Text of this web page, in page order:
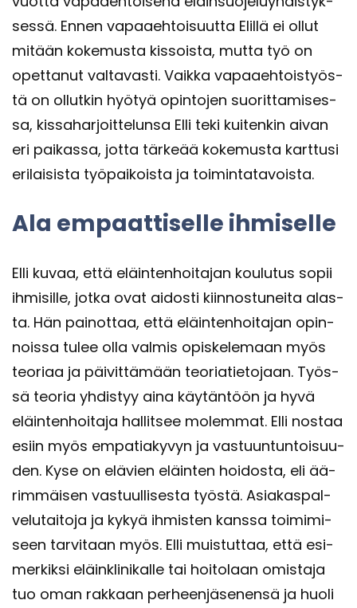
ses­sä. Ennen va­paa­eh­toi­suut­ta Elil­lä ei ollut
mi­tään ko­ke­mus­ta kis­sois­ta, mutta työ on
opet­ta­nut val­ta­vas­ti. Vaik­ka va­paa­eh­tois­työs­
tä on ol­lut­kin hyö­tyä opin­to­jen suo­rit­ta­mi­ses­
sa, kis­sa­har­joit­te­lun­sa Elli teki kui­ten­kin aivan
eri pai­kas­sa, jotta tär­ke­ää ko­ke­mus­ta kart­tusi
eri­lai­sis­ta työ­pai­kois­ta ja toi­min­ta­ta­vois­ta.
Ala em­paat­ti­sel­le ih­mi­sel­le
Elli kuvaa, että eläin­ten­hoi­ta­jan kou­lu­tus sopii
ih­mi­sil­le, jotka ovat ai­dos­ti kiin­nos­tu­nei­ta alas­
ta. Hän pai­not­taa, että eläin­ten­hoi­ta­jan opin­
nois­sa tulee olla val­mis opis­ke­le­maan myös
teo­ri­aa ja päi­vit­tä­mään teo­ria­tie­to­jaan. Työs­
sä teo­ria yh­dis­tyy aina käy­tän­töön ja hyvä
eläin­ten­hoi­ta­ja hal­lit­see mo­lem­mat. Elli nos­taa
esiin myös em­pa­tia­ky­vyn ja vas­tuun­tun­toi­suu­
den. Kyse on elä­vien eläin­ten hoi­dos­ta, eli ää­
rim­mäi­sen vas­tuul­li­ses­ta työs­tä. Asia­kas­pal­
ve­lu­tai­to­ja ja kykyä ih­mis­ten kans­sa toi­mi­mi­
seen tar­vi­taan myös. Elli muis­tut­taa, että esi­
mer­kik­si eläinkli­ni­kal­le tai hoi­to­laan omis­ta­ja
tuo oman rak­kaan per­heen­jä­se­nen­sä ja huoli